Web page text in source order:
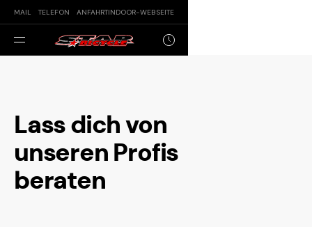
MAIL TELEFON ANFAHRTINDOOR-WEBSEITE
Lass dich von
unseren Profis
beraten